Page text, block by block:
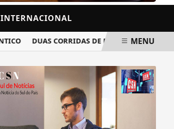
INTERNACIONAL
DUAS CORRIDAS DE RUA ALTERAM OMENU